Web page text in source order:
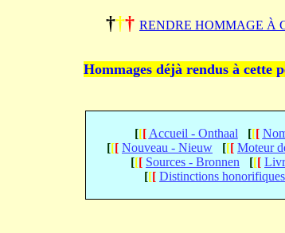
††† RENDRE HOMMAGE À
Hommages déjà rendus à cette
[[[ Accueil - Onthaal [[[
[[[ Nouveau - Nieuw [[[ Moteur
[[[ Sources - Bronnen [[[
[[[ Distinctions